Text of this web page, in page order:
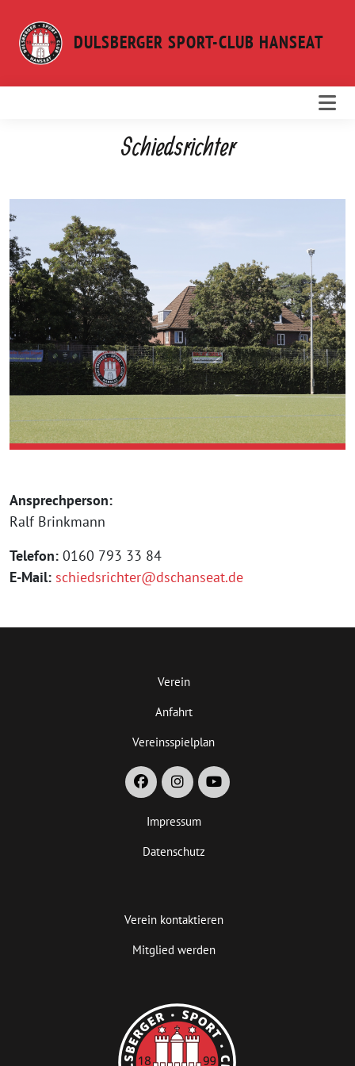
zum
Inhalt
DULSBERGER SPORT-CLUB HANSEAT
Schiedsrichter
Ansprechperson:
Ralf Brinkmann
Telefon: 0160 793 33 84
E-Mail: schiedsrichter@dschanseat.de
Verein
Anfahrt
Vereinsspielplan
Impressum
Datenschutz
Verein kontaktieren
Mitglied werden